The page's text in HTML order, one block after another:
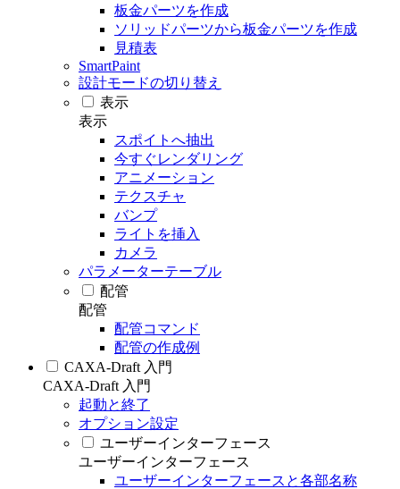
板金パーツを作成
ソリッドパーツから板金パーツを作成
見積表
SmartPaint
設計モードの切り替え
表示
表示
スポイトへ抽出
今すぐレンダリング
アニメーション
テクスチャ
バンプ
ライトを挿入
カメラ
パラメーターテーブル
配管
配管
配管コマンド
配管の作成例
CAXA-Draft 入門
CAXA-Draft 入門
起動と終了
オプション設定
ユーザーインターフェース
ユーザーインターフェース
ユーザーインターフェースと各部名称